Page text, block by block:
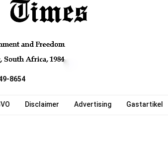
8654
Disclaimer Advertising Gastartikel